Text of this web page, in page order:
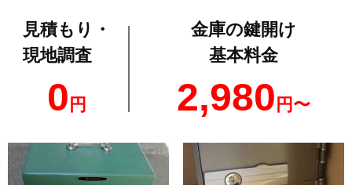
見積もり・
現地調査
0 円
金庫の鍵開け
基本料金
2,980 円〜